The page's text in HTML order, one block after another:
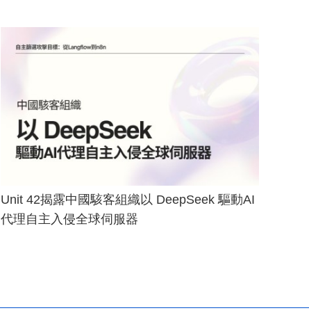
Unit 42揭露中國駭客組織以 DeepSeek 驅動AI
代理自主入侵全球伺服器